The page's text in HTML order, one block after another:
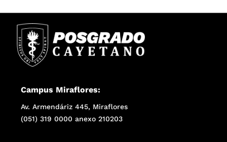
Campus Miraflores:
Av. Armendáriz 445, Miraflores
(051) 319 0000 anexo 210203